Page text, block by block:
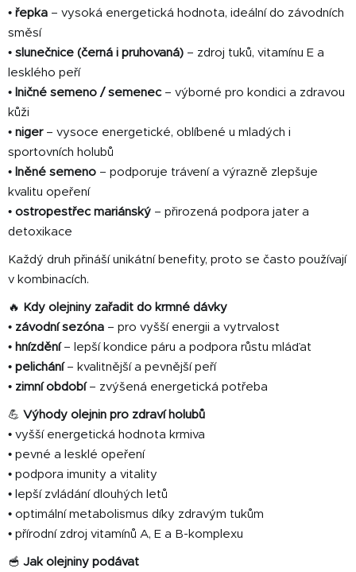
ý
i
• řepka – vysoká energetická hodnota, ideální do závodních
směsí
• slunečnice (černá i pruhovaná) – zdroj tuků, vitamínu E a
lesklého peří
• lničné semeno / semenec– výborné pro kondici a zdravou
kůži
• niger– vysoce energetické, oblíbené u mladých i
sportovních holubů
• lněné semeno – podporuje trávení a výrazně zlepšuje
kvalitu opeření
• ostropestřec mariánský – přirozená podpora jater a
detoxikace
Každý druh přináší unikátní benefity, proto se často používají
v kombinacích.
🔥 Kdy olejniny zařadit do krmné dávky
• závodní sezóna – pro vyšší energii a vytrvalost
• hnízdění– lepší kondice páru a podpora růstu mláďat
• pelichání– kvalitnější a pevnější peří
• zimní období– zvýšená energetická potřeba
💪 Výhody olejnin pro zdraví holubů
• vyšší energetická hodnota krmiva
• pevné a lesklé opeření
• podpora imunity a vitality
• lepší zvládání dlouhých letů
• optimální metabolismus díky zdravým tukům
• přírodní zdroj vitamínů A, E a B-komplexu
🥣 Jak olejniny podávat